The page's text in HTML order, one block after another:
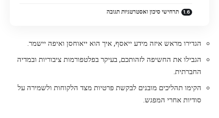
תרחישי סיכון ואסטרטגיות תגובה
הגדירו מראש איזה מידע ייאסף, איך הוא ייאוחסן ואיפה יישמר.
הגבילו את החשיפה לזהותכם, בעיקר בפלטפורמות ציבוריות ובמדיה
החברתית.
הקימו תהליכים מובנים לבקשת פרטיות מצד הלקוחות ולשמירה על
סודיות אחרי המפגש.